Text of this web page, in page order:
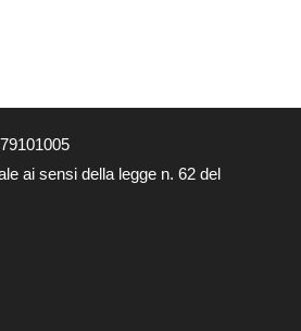
ai sensi della legge n. 62 del